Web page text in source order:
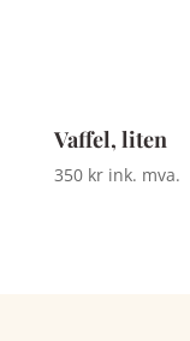
Vaffel, liten
350 kr ink. mva.